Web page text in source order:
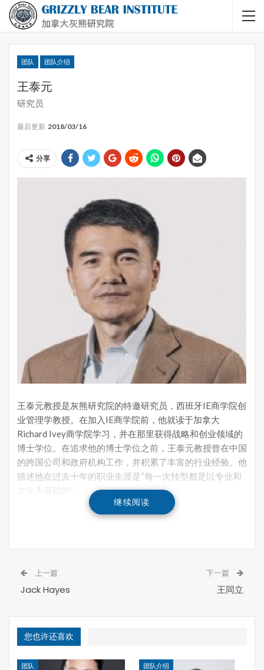
团队 团队介绍
王泰元
研究员
最后更新 2018/03/16
分享
王泰元教授是灰熊研究院的特邀研究员，西班牙IE商学院创
业管理学教授。在加入IE商学院前，他就读于加拿大
Richard Ivey商学院学习，并在那里获得战略和创业领域的
博士学位。在追求他的博士学位之前，王泰元教授曾在中国
的跨国公司和政府机构工作，并积累了丰富的行业经验。他
描述他在过去十年的职业生涯是“每一次转型都是以专业和
文化为基础的”
继续阅读
上一篇
Jack Hayes
下一篇
王同立
您也许还喜欢
团队 团队介绍